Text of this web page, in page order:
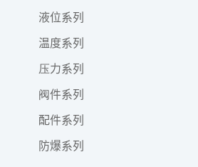
液位系列
温度系列
压力系列
阀件系列
配件系列
防爆系列